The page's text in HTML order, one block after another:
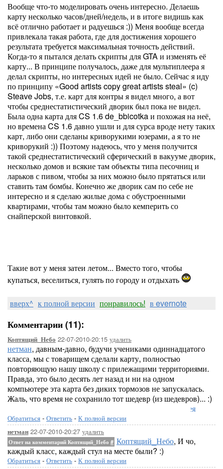
Вообще что-то моделировать очень интересно. Делаешь
карту несколько часов/дней/недель, и в итоге видишь как
всё отлично работает и радуешься :)) Меня вообще всегда
привлекала такая работа, где для достижения хорошего
результата требуется максимальная точность действий.
Когда-то я пытался делать скрипты для GTA и изменять её
карту... В принципе получалось, даже для мультиплеера я
делал скрипты, но интересных идей не было. Сейчас я иду
по принципу «Good artists copy great artists steal» (c)
Steave Jobs, т.е. карт для контры я видел много, а вот
чтобы среднестатистический дворик был пока не видел.
Была одна карта для CS 1.6 de_bbicotka и похожая на неё,
но времена CS 1.6 давно ушли и для сурса вроде нету таких
карт, либо они сделаны криворукими юзерами, а я то не
криворукий :)) Поэтому надеюсь, что у меня получится
такой среднестатистический сферический в вакууме дворик,
несколько домов и всякие там объекты типа песочниц и
ларьков с пивом, чтобы за них можно было прятаться или
ставить там бомбы. Конечно же дворик сам по себе не
интересно и я сделаю жилые дома с обустроенными
квартирами, чтобы там можно было кемперить со
снайперской винтовкой.
Такие вот у меня затеи летом... Вместо того, чтобы
купаться, веселиться, гулять по городу и отдыхать
вверх^ к полной версии понравилось! в evernote
Комментарии (11):
Коптящий_Небо 22-07-2010-20:15 удалить
нетман, давным-давно, будучи учениками одиннадцатого
класса, мы с товарищем сделали карту, полностью
повторяющую нашу школу с прилежащими территориями.
Правда, это было десять лет назад и ни на одном
компьютере эта карта без диких тормозов не запускалась.
Жаль, что время не сохранило тот шедевр (из шедевров)... :)
Лорелея
Обратиться - Ответить - К полной версии
нетман 22-07-2010-20:27 удалить
Ответ на комментарий Коптящий_Небо # Коптящий_Небо, И чо,
каждый класс, каждый стул на месте были? :)
Обратиться - Ответить - К полной версии